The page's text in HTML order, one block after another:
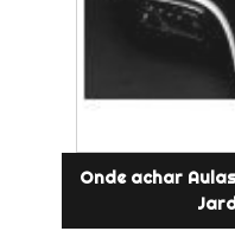
Onde achar